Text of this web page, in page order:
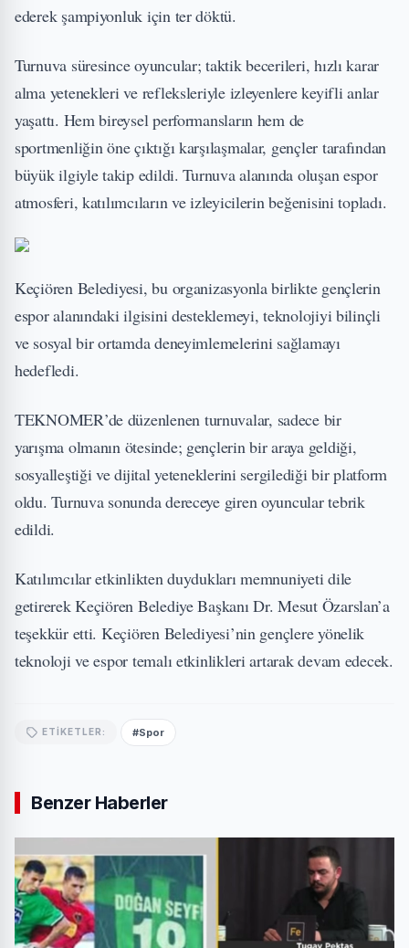
ederek şampiyonluk için ter döktü.
Turnuva süresince oyuncular; taktik becerileri, hızlı karar
alma yetenekleri ve refleksleriyle izleyenlere keyifli anlar
yaşattı. Hem bireysel performansların hem de
sportmenliğin öne çıktığı karşılaşmalar, gençler tarafından
büyük ilgiyle takip edildi. Turnuva alanında oluşan espor
atmosferi, katılımcıların ve izleyicilerin beğenisini topladı.
Keçiören Belediyesi, bu organizasyonla birlikte gençlerin
espor alanındaki ilgisini desteklemeyi, teknolojiyi bilinçli
ve sosyal bir ortamda deneyimlemelerini sağlamayı
hedefledi.
TEKNOMER’de düzenlenen turnuvalar, sadece bir
yarışma olmanın ötesinde; gençlerin bir araya geldiği,
sosyalleştiği ve dijital yeteneklerini sergilediği bir platform
oldu. Turnuva sonunda dereceye giren oyuncular tebrik
edildi.
Katılımcılar etkinlikten duydukları memnuniyeti dile
getirerek Keçiören Belediye Başkanı Dr. Mesut Özarslan’a
teşekkür etti. Keçiören Belediyesi’nin gençlere yönelik
teknoloji ve espor temalı etkinlikleri artarak devam edecek.
ETIKETLER: #Spor
Benzer Haberler